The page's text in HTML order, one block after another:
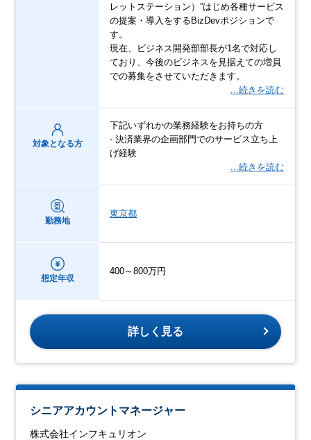
レットステーション）”はじめ各種サービス
の提案・導入をするBizDevポジションで
す。
現在、ビジネス開発部部長が1名で対応し
ており、今後のビジネスを見据えての増員
での募集をさせていただきます。
…続きを読む
対象となる方
下記いずれかの業務経験をお持ちの方
- 決済業界の企画部門でのサービス立ち上
げ経験
…続きを読む
勤務地
東京都
想定年収
400～800万円
詳しく見る
シニアアカウントマネージャー
株式会社インフキュリオン